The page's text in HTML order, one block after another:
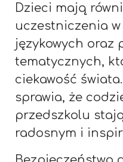
Dzieci mają
uczestniczenia
językowych oraz
tematycznych,
ciekawość
sprawia, że
przedszkolu
radosnym i